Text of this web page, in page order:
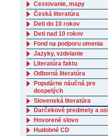
Cestovanie, mapy
Česká literatúra
Deti do 10 rokov
Deti nad 10 rokov
Fond na podporu umenia
Jazyky, vzdelanie
Literatúra faktu
Odborná literatúra
Populárne náučná pre
dospelých
Slovenská literatúra
Darčekové predmety a
Hovorené slovo
Hudobné CD